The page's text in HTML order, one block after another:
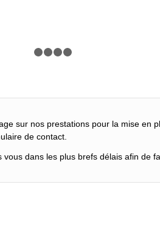
sur nos prestations pour la mise en
de contact.
dans les plus brefs délais afin de